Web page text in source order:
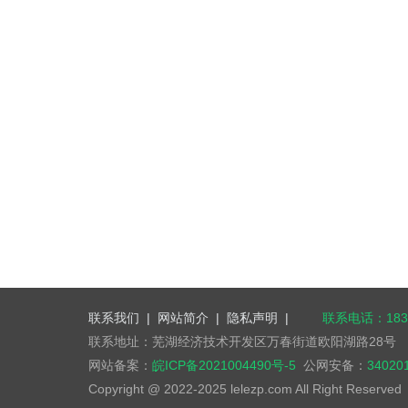
联系我们 | 网站简介 | 隐私声明 |
联系电话：
联系地址：芜湖经济技术开发区万春街道欧阳湖路28号
网站备案： 皖ICP备2021004490号-5 公网安备：
Copyright @ 2022-2025 lelezp.com All Right Reserved